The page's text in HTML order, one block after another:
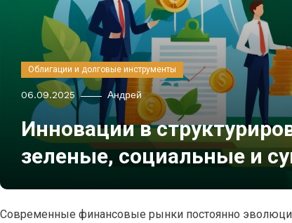
Облигации и долговые инструменты
06.09.2025 Андрей
Инновации в
зеленые, социальные и
Современные финансовые рынки постоянно